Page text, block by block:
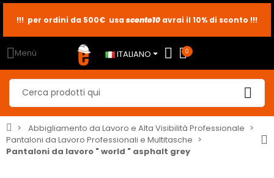
sconto2
sconto5
!!! per ordini da 500€ usa sconto10 avrai il 10% di sconto !!!
Menù ITALIANO 0
Abbigliamento da Lavoro e Alta Visibilità Professionale
Pantaloni da Lavoro Professionali e Multitasche
Pantaloni da lavoro " world " asphalt grey